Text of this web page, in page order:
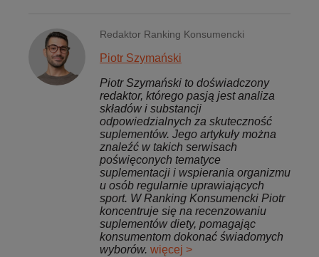
Redaktor Ranking Konsumencki
Piotr Szymański
Piotr Szymański to doświadczony
redaktor, którego pasją jest analiza
składów i substancji
odpowiedzialnych za skuteczność
suplementów. Jego artykuły można
znaleźć w takich serwisach
poświęconych tematyce
suplementacji i wspierania organizmu
u osób regularnie uprawiających
sport. W Ranking Konsumencki Piotr
koncentruje się na recenzowaniu
suplementów diety, pomagając
konsumentom dokonać świadomych
wyborów. więcej >